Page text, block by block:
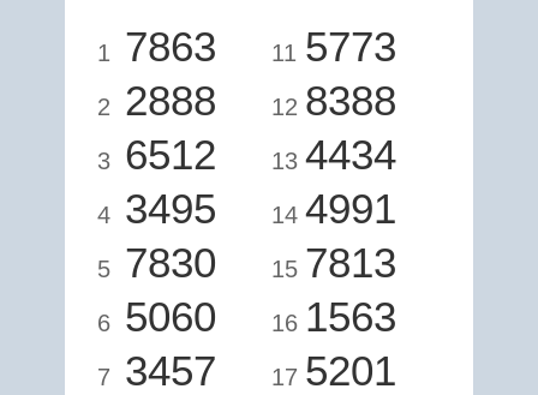
1 7863
2 2888
3 6512
4 3495
5 7830
6 5060
7 3457
11 5773
12 8388
13 4434
14 4991
15 7813
16 1563
17 5201